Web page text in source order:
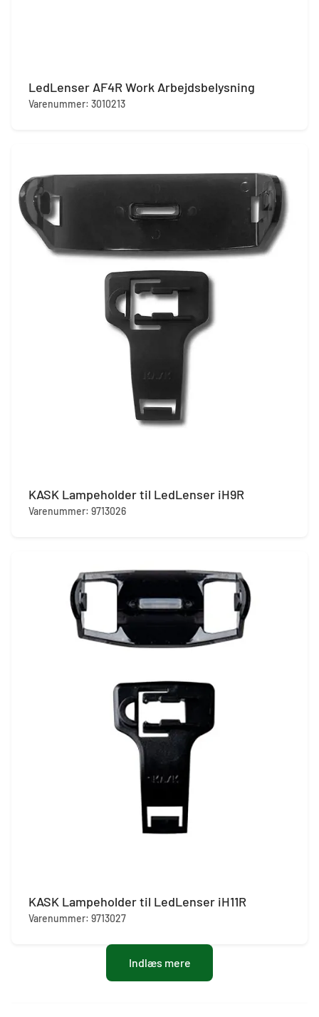
LedLenser AF4R Work Arbejdsbelysning
Varenummer: 3010213
KASK Lampeholder til LedLenser iH9R
Varenummer: 9713026
KASK Lampeholder til LedLenser iH11R
Varenummer: 9713027
Indlæs mere